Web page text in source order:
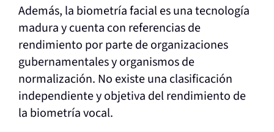
Además, la biometría facial es una tecnología
madura y cuenta con referencias de
rendimiento por parte de organizaciones
gubernamentales y organismos de
normalización. No existe una clasificación
independiente y objetiva del rendimiento de
la biometría vocal.